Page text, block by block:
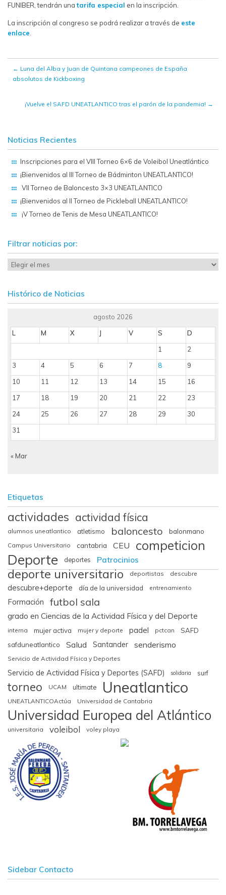
FUNIBER, tendrán unatarifa especial en la inscripción.
La inscripción al congreso se podrá realizar a través de este
enlace
← Luna del Alba y Juan de Quintana campeones de España
absolutos de Kickboxing
¡Vuelve el SAFD UNEATLANTICO tras el parón de la pandemia! →
Noticias Recientes
Inscripciones para el VIII Torneo 6×6 de Voleibol Uneatlántico
¡Bienvenidos al III Torneo de Bádminton UNEATLANTICO!
VII Torneo de Baloncesto 3×3 UNEATLANTICO
¡Bienvenidos al II Torneo de Pickleball UNEATLANTICO!
¡V Torneo de Tenis de Mesa UNEATLANTICO!
Filtrar noticias por:
Histórico de Noticias
agosto 2026
L
M X J V S
D
1
2
3
4 5 6 7 8
9
10
11 12 13 14 15
16
17
18 19 20 21 22
23
24
25 26 27 28 29
30
31
« Mar
Etiquetas
actividades actividad física
alumnos uneatlantico atletismo baloncesto balonmano
Campus Universitario cantabria CEU competicion
Deporte deportes
deporte universitario deportistas descubre
descubre+deporte día de la universidad entrenamiento
Formación futbol sala
grado en Ciencias de la Actividad Física y del Deporte
interna mujer activa mujer y deporte padel pctcan
SAFD
safduneatlantico
Salud Santander senderismo
Servicio de Actividad Física y Deportes
Servicio de Actividad Física y Deportes (SAFD) solidaria surf
torneo UCAM ultimate Uneatlantico
UNEATLANTICOActúa Universidad de Cantabria
Universidad Europea del Atlántico
universitaria voleibol voley playa
Patrocinios
Sidebar Contacto